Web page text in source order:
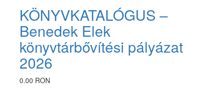
KÖNYVKATALÓGUS –
Benedek Elek
könyvtárbővítési pályázat
2026
0.00 RON